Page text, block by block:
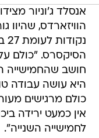
אנסלד ג'וניור
הסיקסרס. "כולם
חושב שהחמישייה
היא עושה עבודה
כולם מרגישים
אין כמעט ירידה
לחמישייה השנייה".